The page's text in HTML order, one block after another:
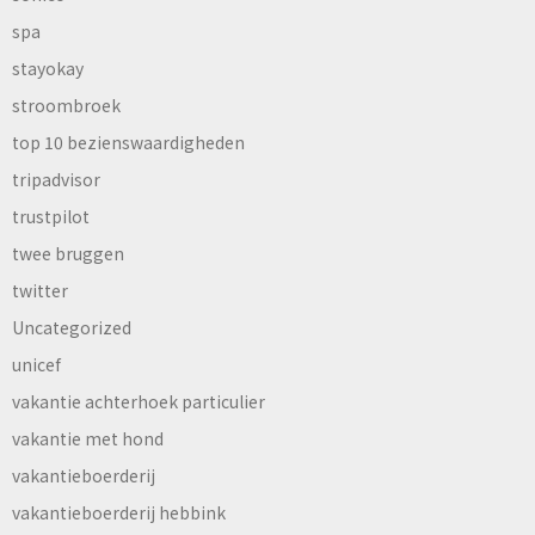
spa
stayokay
stroombroek
top 10 bezienswaardigheden
tripadvisor
trustpilot
twee bruggen
twitter
Uncategorized
unicef
vakantie achterhoek particulier
vakantie met hond
vakantieboerderij
vakantieboerderij hebbink